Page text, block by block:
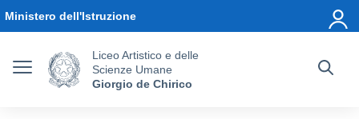
Ministero dell'Istruzione
Liceo Artistico e delle
Scienze Umane
Giorgio de Chirico